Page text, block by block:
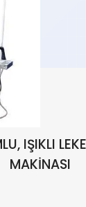
IŞIKLI
MAKİNASI